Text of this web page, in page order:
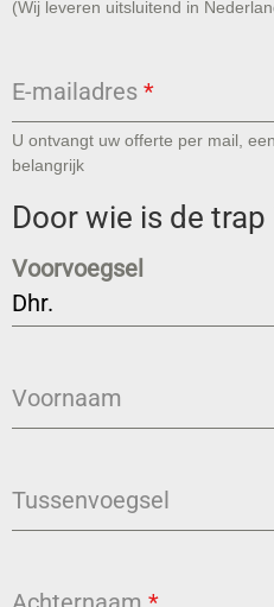
(Wij leveren uitsluitend in
E-mailadres *
U ontvangt uw offerte per mail,
belangrijk
Door wie is de
Voorvoegsel
Dhr.
Voornaam
Tussenvoegsel